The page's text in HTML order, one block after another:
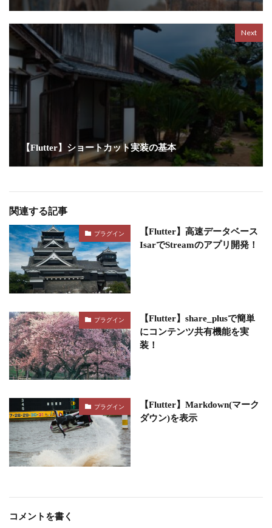
Next
【Flutter】ショートカット実装の基本
関連する記事
プラグイン
【Flutter】高速データベース
IsarでStreamのアプリ開発！
プラグイン
【Flutter】share_plusで簡単
にコンテンツ共有機能を実
装！
プラグイン
【Flutter】Markdown(マーク
ダウン)を表示
コメントを書く